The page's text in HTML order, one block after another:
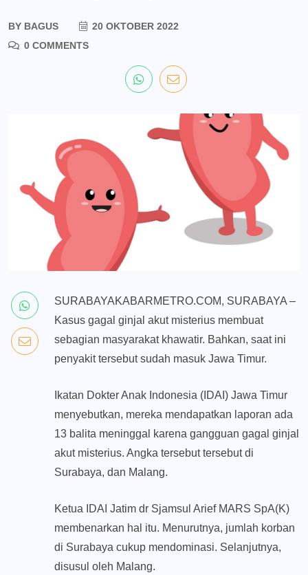
BY BAGUS
20 OKTOBER 2022
0 COMMENTS
SURABAYAKABARMETRO.COM, SURABAYA –
Kasus gagal ginjal akut misterius membuat
sebagian masyarakat khawatir. Bahkan, saat ini
penyakit tersebut sudah masuk Jawa Timur.
Ikatan Dokter Anak Indonesia (IDAI) Jawa Timur
menyebutkan, mereka mendapatkan laporan ada
13 balita meninggal karena gangguan gagal ginjal
akut misterius. Angka tersebut tersebut di
Surabaya, dan Malang.
Ketua IDAI Jatim dr Sjamsul Arief MARS SpA(K)
membenarkan hal itu. Menurutnya, jumlah korban
di Surabaya cukup mendominasi. Selanjutnya,
disusul oleh Malang.